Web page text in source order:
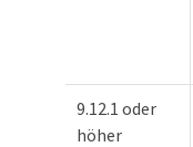
9.12.1 oder
höher